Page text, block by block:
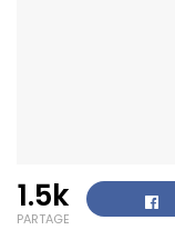
1.5k
PARTAGE